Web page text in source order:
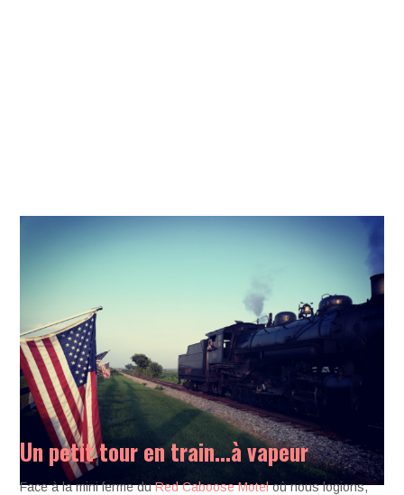
Un petit tour en train…à vapeur
Face à la mini ferme duRed Caboose Moteloù nous logions,